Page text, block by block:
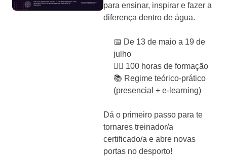
para ensinar, inspirar e fazer a
diferença dentro de água.
📅 De 13 de maio a 19 de
julho
🏊‍♂️ 100 horas de formação
📚 Regime teórico-prático
(presencial + e-learning)
Dá o primeiro passo para te
tornares treinador/a
certificado/a e abre novas
portas no desporto!